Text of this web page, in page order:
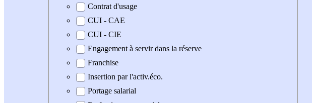
Contrat d'usage
CUI - CAE
CUI - CIE
Engagement à servir dans la réserve
Franchise
Insertion par l'activ.éco.
Portage salarial